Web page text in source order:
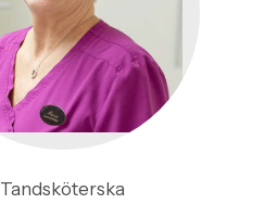
Tandsköterska